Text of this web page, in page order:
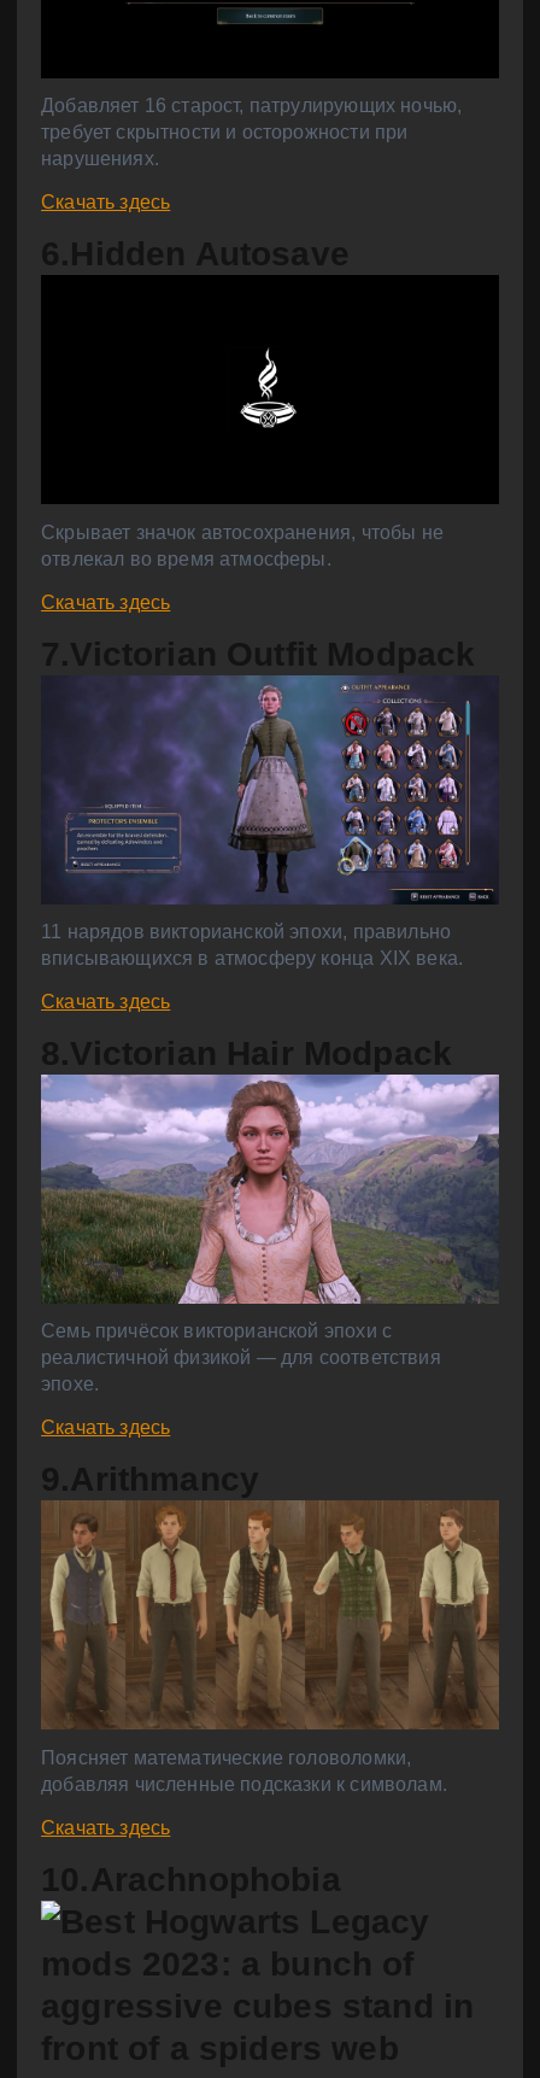
Добавляет 16 старост, патрулирующих ночью,
требует скрытности и осторожности при
нарушениях.
Скачать здесь
6.Hidden Autosave
Скрывает значок автосохранения, чтобы не
отвлекал во время атмосферы.
Скачать здесь
7.Victorian Outfit Modpack
11 нарядов викторианской эпохи, правильно
вписывающихся в атмосферу конца XIX века.
Скачать здесь
8.Victorian Hair Modpack
Семь причёсок викторианской эпохи с
реалистичной физикой — для соответствия
эпохе.
Скачать здесь
9.Arithmancy
Поясняет математические головоломки,
добавляя численные подсказки к символам.
Скачать здесь
10.Arachnophobia